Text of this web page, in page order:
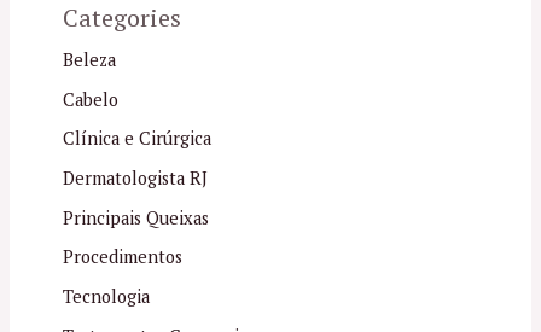
Categories
Beleza
Cabelo
Clínica e Cirúrgica
Dermatologista RJ
Principais Queixas
Procedimentos
Tecnologia